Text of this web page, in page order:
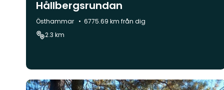
Hållbergsrundan
Kommun:
Östhammar
6775.69 km från dig
2.3 km